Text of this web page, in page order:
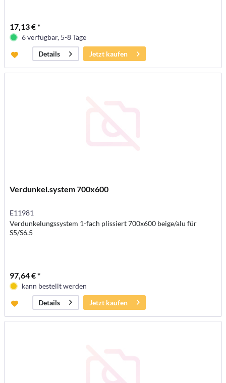
17,13 € *
6 verfügbar, 5-8 Tage
Details
Jetzt kaufen
Verdunkel.system 700x600
E11981
Verdunkelungssystem 1-fach plissiert 700x600 beige/alu für
S5/S6.5
97,64 € *
kann bestellt werden
Details
Jetzt kaufen